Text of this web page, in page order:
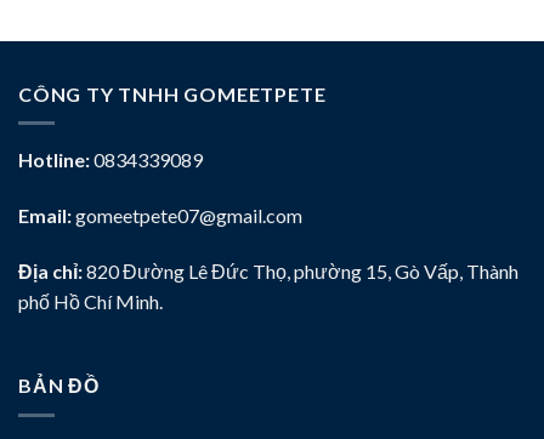
CÔNG TY TNHH GOMEETPETE
Hotline:0834339089
Email:gomeetpete07@gmail.com
Địa chỉ:820 Đường Lê Đức Thọ, phường 15, Gò Vấp, Thành
phố Hồ Chí Minh.
BẢN ĐỒ